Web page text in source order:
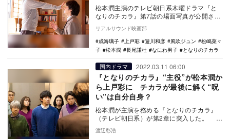
松本潤主演のテレビ朝日系木曜ドラマ『と
なりのチカラ』第7話の場面写真が公開され
た。 本作は、思いやりと人間愛だけは人
一倍、だ…
リアルサウンド映画部
成海璃子
上戸彩 遊川和彦 風吹ジュン
松嶋菜々
子
松本潤 長尾謙杜 なにわ男子 となりのチカラ
国内ドラマ 2022.03.11 06:00
『となりのチカラ』“主役”が松本潤か
ら上戸彩に チカラが最後に解く“呪
い”は自分自身？
松本潤が主演を務める『となりのチカラ』
（テレビ朝日系）が第2章に突入した。 こ
の第2章というのは公式には謳われていない
ものの…
渡辺彰浩